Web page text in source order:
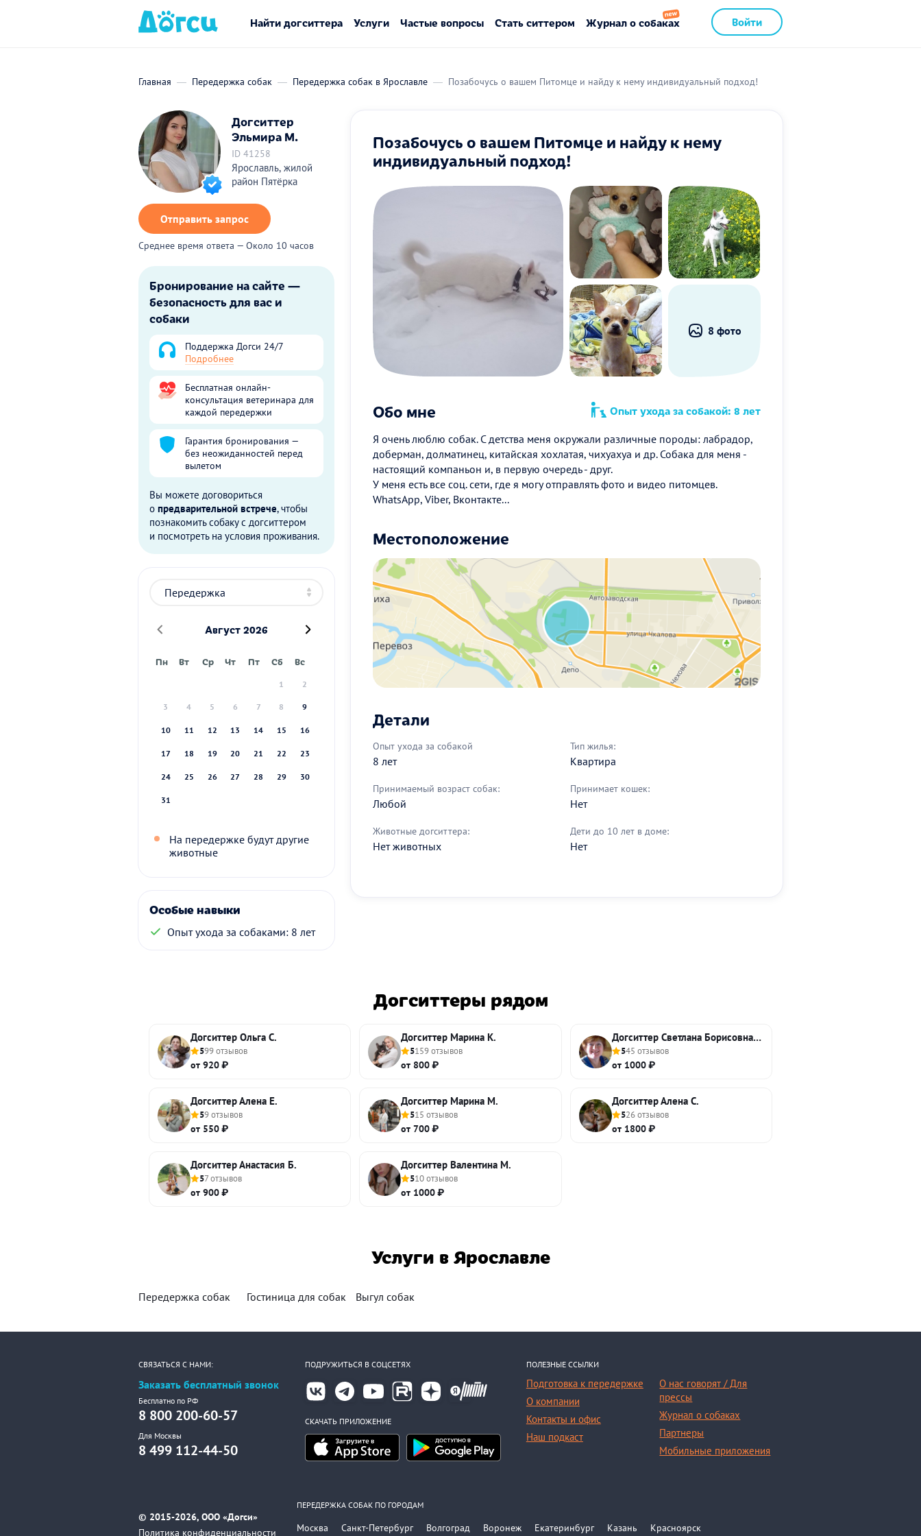
Войти
Найти догситтера Услуги Частые вопросы Стать ситтером Журнал о собаках
Главная Передержка собак Передержка собак в Ярославле Позабочусь о вашем Питомце и найду к нему индивидуальный подход!
Догситтер
Эльмира М.
ID 41258
Ярославль, жилой
район Пятёрка
Отправить запрос
Среднее время ответа — Около 10 часов
Бронирование на сайте —
безопасность для вас и
собаки
Поддержка Догси 24/7
Подробнее
Бесплатная онлайн-
консультация ветеринара для
каждой передержки
Гарантия бронирования —
без неожиданностей перед
вылетом
Вы можете договориться
о предварительной встрече, чтобы
познакомить собаку с догситтером
и посмотреть на условия проживания.
Август 2026
Пн Вт Ср Чт Пт Сб Вс
1 2
3 4 5 6 7 8 9
10 11 12 13 14 15 16
17 18 19 20 21 22 23
24 25 26 27 28 29 30
31
На передержке будут другие
животные
Особые навыки
Опыт ухода за собаками: 8 лет
Позабочусь о вашем Питомце и найду к нему
индивидуальный подход!
8 фото
Обо мне Опыт ухода за собакой: 8 лет
Я очень люблю собак. С детства меня окружали различные породы: лабрадор,
доберман, долматинец, китайская хохлатая, чихуахуа и др. Собака для меня -
настоящий компаньон и, в первую очередь - друг.
У меня есть все соц. сети, где я могу отправлять фото и видео питомцев.
WhatsApp, Viber, Вконтакте...
Местоположение
Детали
Опыт ухода за собакой
8 лет
Тип жилья:
Квартира
Принимаемый возраст собак:
Любой
Принимает кошек:
Нет
Животные догситтера:
Нет животных
Дети до 10 лет в доме:
Нет
Догситтеры рядом
Догситтер Ольга С.
599 отзывов
от 920 ₽
Догситтер Марина К.
5159 отзывов
от 800 ₽
Догситтер Светлана Борисовна П.
545 отзывов
от 1000 ₽
Догситтер Алена Е.
59 отзывов
от 550 ₽
Догситтер Марина М.
515 отзывов
от 700 ₽
Догситтер Алена С.
526 отзывов
от 1800 ₽
Догситтер Анастасия Б.
57 отзывов
от 900 ₽
Догситтер Валентина М.
510 отзывов
от 1000 ₽
Услуги в Ярославле
Передержка собак Гостиница для собак Выгул собак
СВЯЗАТЬСЯ С НАМИ:
Заказать бесплатный звонок
Бесплатно по РФ
8 800 200-60-57
Для Москвы
8 499 112-44-50
ПОДРУЖИТЬСЯ В СОЦСЕТЯХ
СКАЧАТЬ ПРИЛОЖЕНИЕ
ПОЛЕЗНЫЕ ССЫЛКИ
Подготовка к передержке
О компании
Контакты и офис
Наш подкаст
О нас говорят / Для
прессы
Журнал о собаках
Партнеры
Мобильные приложения
© 2015-2026, ООО «Догси»
Политика конфиденциальности
ПЕРЕДЕРЖКА СОБАК ПО ГОРОДАМ
Москва Санкт-Петербург Волгоград Воронеж Екатеринбург Казань Красноярск